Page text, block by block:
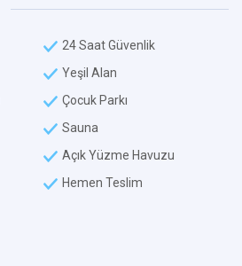
24 Saat Güvenlik
Yeşil Alan
Çocuk Parkı
Sauna
Açık Yüzme Havuzu
Hemen Teslim